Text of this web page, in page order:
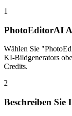
1
PhotoEditorAI
Wählen Sie
KI-Bildgenerators
Credits.
2
Beschreiben Sie